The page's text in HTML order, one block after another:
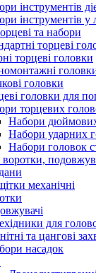
інструментів
інструментів у
та набори
торцеві
торцеві головки
головки
головки для
торцевих
Набори
Набори ударних
Набори головок
механічні
для
та цангові
насадок